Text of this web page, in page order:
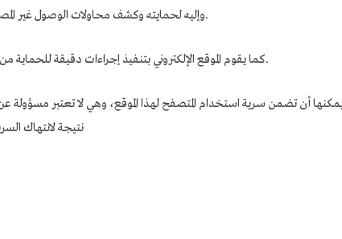
وإليه لحمايته وكشف محاولات الوصول غير المصرح بها، أو محاولات تغيير المحتويات، أو تعطيله.
كما يقوم الموقع الإلكتروني بتنفيذ إجراءات دقيقة للحماية من فَقْدِ المعلومات أو إساءة استخدامها أو تغييرها.
يمكنها أن تضمن سرية استخدام المتصفح لهذا الموقع، وهي لا تعتبر
نتيجة لانتهاك